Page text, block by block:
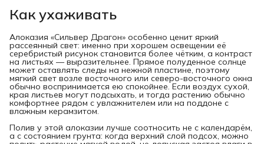
Как ухаживать
Алоказия «Сильвер Драгон» особенно ценит яркий
рассеянный свет: именно при хорошем освещении её
серебристый рисунок становится более чётким, а контраст
на листьях — выразительнее. Прямое полуденное солнце
может оставлять следы на нежной пластине, поэтому
мягкий свет возле восточного или северо-восточного окна
обычно воспринимается ею спокойнее. Если воздух сухой,
края листьев могут подсыхать, и тогда растению обычно
комфортнее рядом с увлажнителем или на поддоне с
влажным керамзитом.
Полив у этой алоказии лучше соотносить не с календарём,
а с состоянием грунта: когда верхний слой подсох, можно